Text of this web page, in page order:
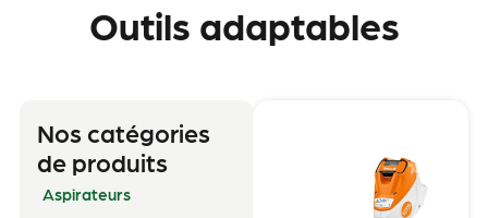
Outils adaptables
Nos catégories
de produits
Aspirateurs